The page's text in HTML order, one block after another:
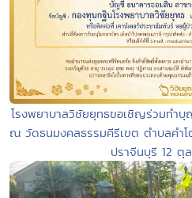
โรงพยาบาลวิชัยยุทธขอเชิญร่วมทำ
ณ วัดธนมงคลธรรมคีรีเขต ตำบลคำ
ปราจีนบุรี 12 ตุ